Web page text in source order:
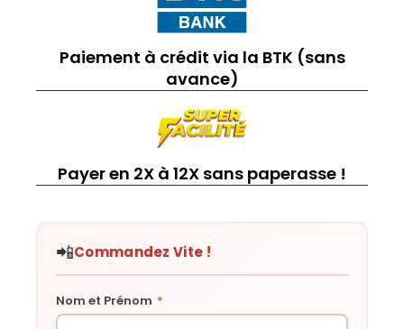
Paiement à crédit via la BTK (sans
avance)
Payer en 2X à 12X sans paperasse !
📲Commandez Vite !
Nom et Prénom *